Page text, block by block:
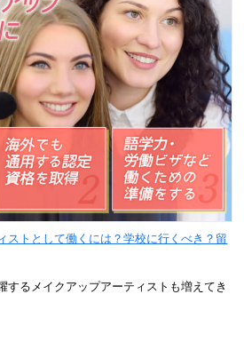
ストとして働くには？学校に行くべき？留
するメイクアップアーティストも増えてき